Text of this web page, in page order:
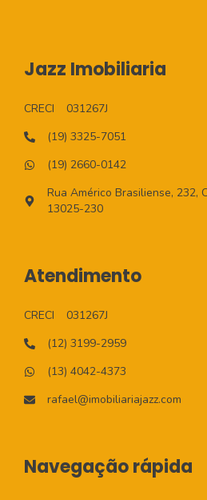
Jazz Imobiliaria
CRECI
031267J
(19) 3325-7051
(19) 2660-0142
Rua Américo Brasiliense, 232,
13025-230
Atendimento
CRECI
031267J
(12) 3199-2959
(13) 4042-4373
rafael@imobiliariajazz.com
Navegação rápida